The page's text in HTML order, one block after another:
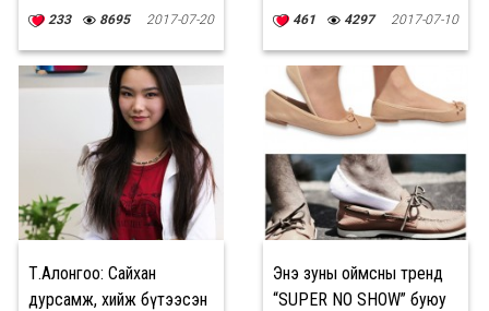
233 8695 2017-07-20 461 4297 2017-07-10
Т.Алонгоо: Сайхан
дурсамж, хийж бүтээсэн
Энэ зуны оймсны тренд
“SUPER NO SHOW” буюу